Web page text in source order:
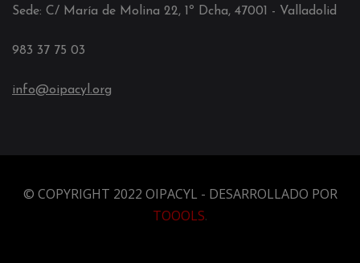
Sede: C/ María de Molina 22, 1º Dcha, 4700 - Valladolid
983 37 75 03
info@oipacyl.org
© COPYRIGHT 2022 OIPACYL - DESARROLLADO POR
TOOOLS.